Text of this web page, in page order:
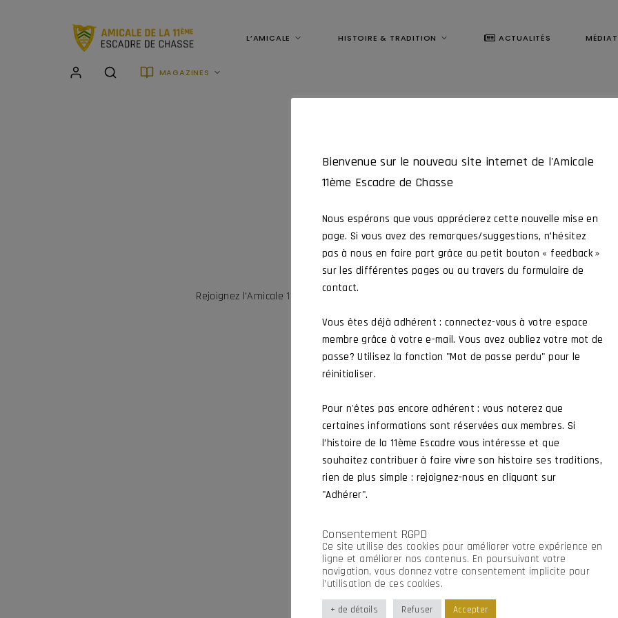
L’AMICALE HISTOIRE & TRADITION ACTUALITÉS
MAGAZINES
Ce contenu est réservé aux membres
Rejoignez l'Amicale 11ème Escadre de Chasse, intéragissez avec tous nos membres et
Connexion membre Devenir membre
Bienvenue sur le nouveau site internet de l'Amicale
11ème Escadre de Chasse
Nous espérons que vous apprécierez cette nouvelle mise en
page. Si vous avez des remarques/suggestions, n’hésitez
pas à nous en faire part grâce au petit bouton « feedback »
sur les différentes pages ou au travers du formulaire de
contact.
Vous êtes déjà adhérent : connectez-vous à votre espace
membre grâce à votre e-mail. Vous avez oubliez votre mot de
passe? Utilisez la fonction "Mot de passe perdu" pour le
réinitialiser.
Pour n'êtes pas encore adhérent : vous noterez que
certaines informations sont réservées aux membres. Si
l’histoire de la 11ème Escadre vous intéresse et que
souhaitez contribuer à faire vivre son histoire ses traditions,
rien de plus simple : rejoignez-nous en cliquant sur
"Adhérer".
Consentement RGPD
Ce site utilise des cookies pour améliorer votre expérience en
ligne et améliorer nos contenus. En poursuivant votre
navigation, vous donnez votre consentement implicite pour
l’utilisation de ces cookies.
+ de détails Refuser Accepter